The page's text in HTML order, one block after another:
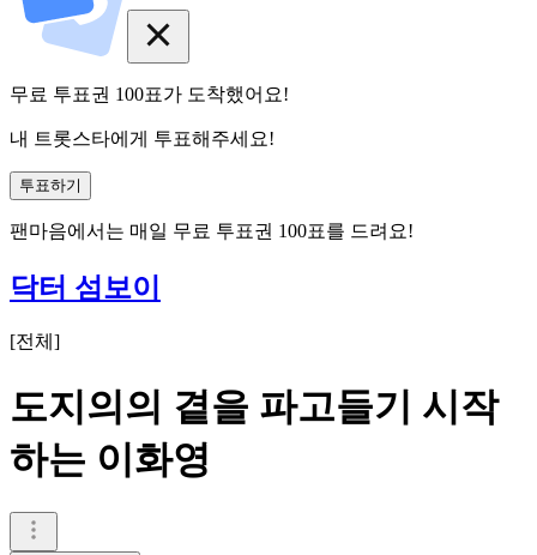
무료 투표권 100표가 도착했어요!
내 트롯스타에게 투표해주세요!
투표하기
팬마음에서는 매일 무료 투표권 100표를 드려요!
닥터 섬보이
[전체 ]
도지의의 곁을 파고들기 시작
하는 이화영